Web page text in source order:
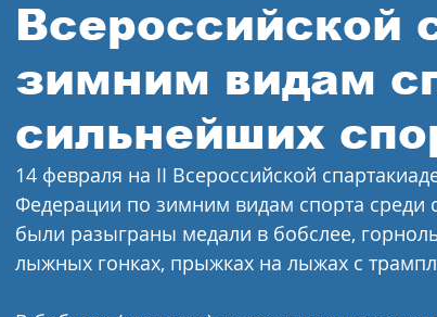
Всероссийской
зимним видам
сильнейших
14 февраля на II Всероссийской
Федерации по зимним видам спорта среди
были разыграны медали в бобслее,
лыжных гонках, прыжках на лыжах с